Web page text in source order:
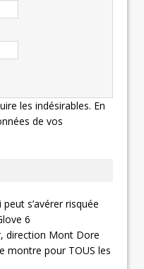
les indésirables. En
de vos
s’avérer risquée
6
direction Mont Dore
montre pour TOUS les